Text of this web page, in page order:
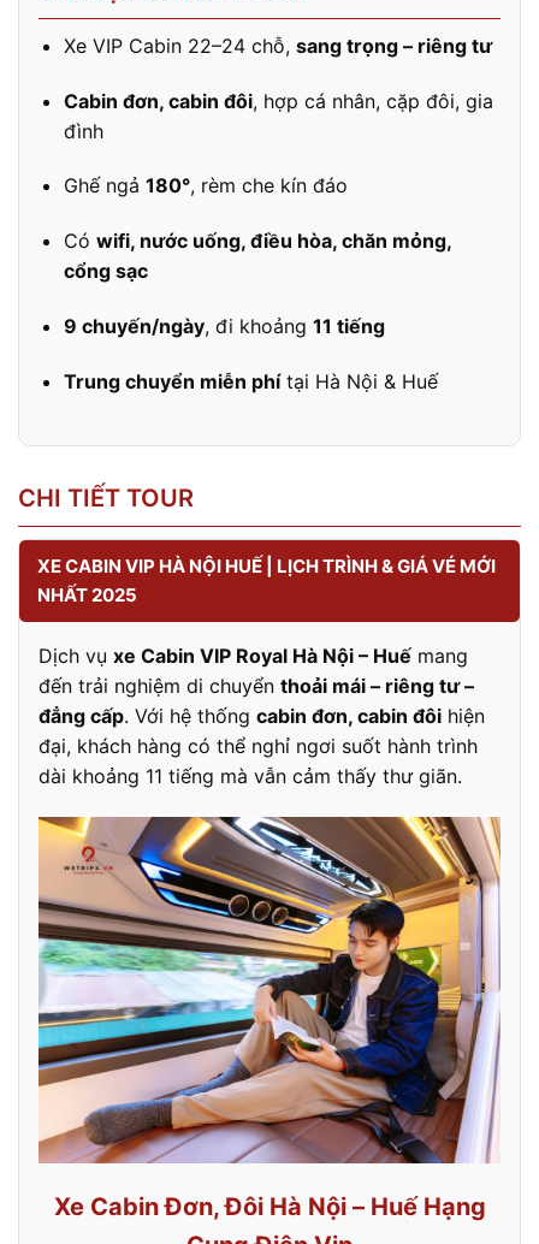
Xe VIP Cabin 22–24 chỗ, sang trọng – riêng tư
Cabin đơn, cabin đôi, hợp cá nhân, cặp đôi, gia
đình
Ghế ngả 180°, rèm che kín đáo
Có wifi, nước uống, điều hòa, chăn mỏng,
cổng sạc
9 chuyến/ngày, đi khoảng 11 tiếng
Trung chuyển miễn phítại Hà Nội & Huế
CHI TIẾT TOUR
XE CABIN VIP HÀ NỘI HUẾ | LỊCH TRÌNH & GIÁ VÉ MỚI
NHẤT 2025
Dịch vụ xe Cabin VIP Royal Hà Nội – Huế mang
đến trải nghiệm di chuyển thoải mái – riêng tư –
đẳng cấp. Với hệ thống cabin đơn, cabin đôi hiện
đại, khách hàng có thể nghỉ ngơi suốt hành trình
dài khoảng 11 tiếng mà vẫn cảm thấy thư giãn.
Xe Cabin Đơn, Đôi Hà Nội – Huế Hạng